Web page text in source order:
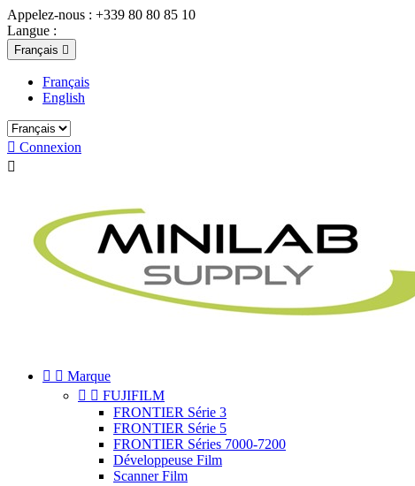
Appelez-nous : +339 80 80 85 10
Langue :
Français 
Français
English
 Connexion

  Marque
  FUJIFILM
FRONTIER Série 3
FRONTIER Série 5
FRONTIER Séries 7000-7200
Développeuse Film
Scanner Film